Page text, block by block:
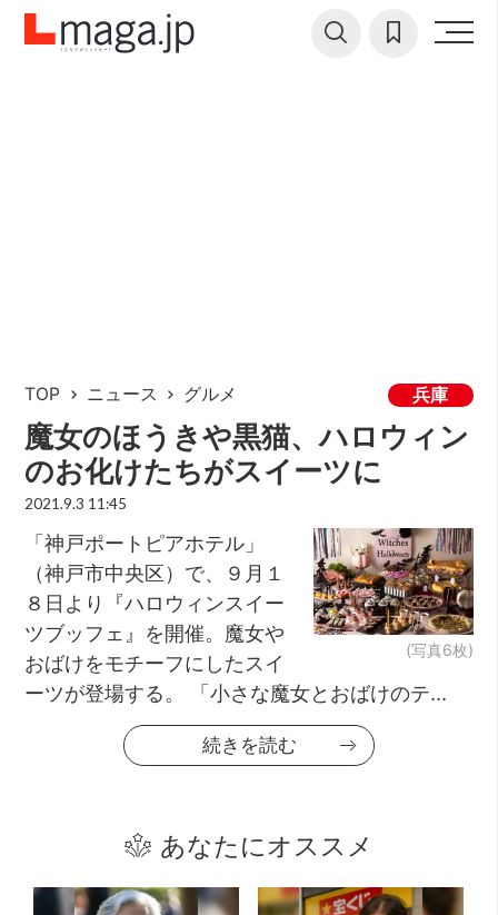
TOP ニュース グルメ 兵庫
魔女のほうきや黒猫、ハロウィン
のお化けたちがスイーツに
2021.9.3 11:45
(写真6枚)
「神戸ポートピアホテル」
（神戸市中央区）で、９月１
８日より『ハロウィンスイー
ツブッフェ』を開催。魔女や
おばけをモチーフにしたスイ
ーツが登場する。 「小さな魔女とおばけのテ...
続きを読む
あなたにオススメ